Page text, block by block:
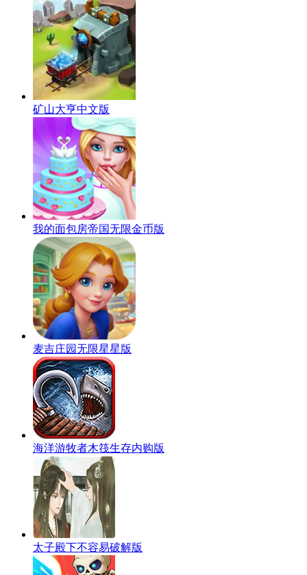
矿山大亨中文版
我的面包房帝国无限金币版
麦吉庄园无限星星版
海洋游牧者木筏生存内购版
太子殿下不容易破解版